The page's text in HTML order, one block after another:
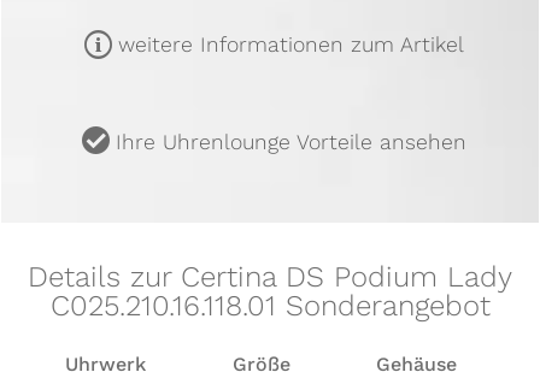
m weitere Informationen zum Artikel
u Ihre Uhrenlounge Vorteile ansehen
Details zur Certina DS Podium Lady
C025.210.16.118.01 Sonderangebot
Uhrwerk Größe Gehäuse